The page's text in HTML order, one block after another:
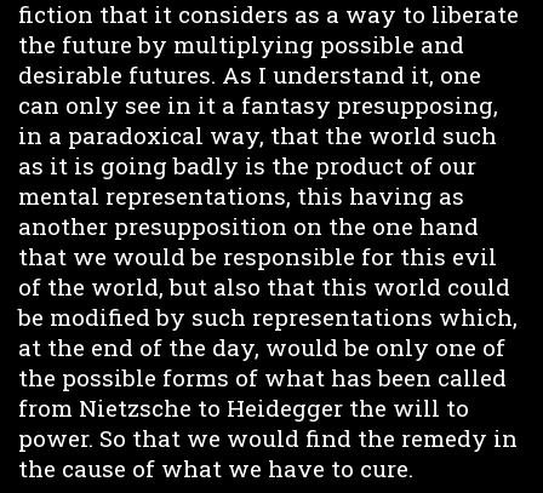
fiction that it considers as a way to liberate
the future by multiplying possible and
desirable futures. As I understand it, one
can only see in it a fantasy presupposing,
in a paradoxical way, that the world such
as it is going badly is the product of our
mental representations, this having as
another presupposition on the one hand
that we would be responsible for this evil
of the world, but also that this world could
be modified by such representations which,
at the end of the day, would be only one of
the possible forms of what has been called
from Nietzsche to Heidegger the will to
power. So that we would find the remedy in
the cause of what we have to cure.